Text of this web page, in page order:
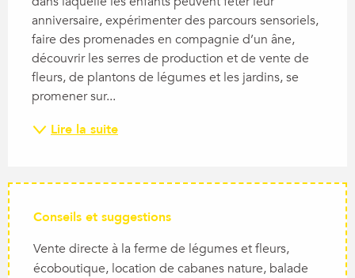
anniversaire, expérimenter des parcours sensoriels,
faire des promenades en compagnie d’un âne,
découvrir les serres de production et de vente de
fleurs, de plantons de légumes et les jardins, se
promener sur...
Lire la suite
Conseils et suggestions
Vente directe à la ferme de légumes et fleurs,
écoboutique, location de cabanes nature, balade